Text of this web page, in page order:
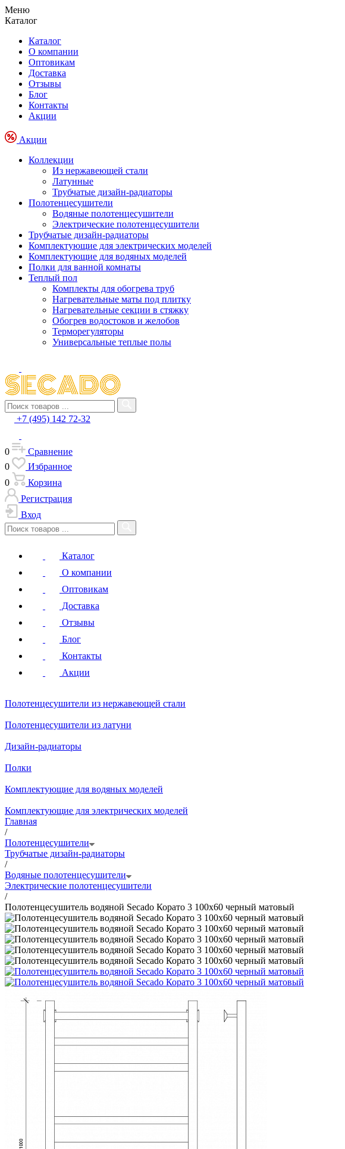
Меню
Каталог
Каталог
О компании
Оптовикам
Доставка
Отзывы
Блог
Контакты
Акции
Акции
Коллекции
Из нержавеющей стали
Латунные
Трубчатые дизайн-радиаторы
Полотенцесушители
Водяные полотенцесушители
Электрические полотенцесушители
Трубчатые дизайн-радиаторы
Комплектующие для электрических моделей
Комплектующие для водяных моделей
Полки для ванной комнаты
Теплый пол
Комплекты для обогрева труб
Нагревательные маты под плитку
Нагревательные секции в стяжку
Обогрев водостоков и желобов
Терморегуляторы
Универсальные теплые полы
+7 (495) 142 72-32
0
Сравнение
0
Избранное
0
Корзина
Регистрация
Вход
Каталог
О компании
Оптовикам
Доставка
Отзывы
Блог
Контакты
Акции
Полотенцесушители из нержавеющей стали
Полотенцесушители из латуни
Дизайн-радиаторы
Полки
Комплектующие для водяных моделей
Комплектующие для электрических моделей
Главная
/
Полотенцесушители
Трубчатые дизайн-радиаторы
/
Водяные полотенцесушители
Электрические полотенцесушители
/
Полотенцесушитель водяной Secado Корато 3 100x60 черный матовый